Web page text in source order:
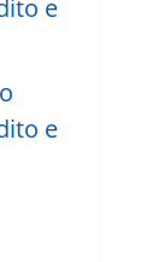
e